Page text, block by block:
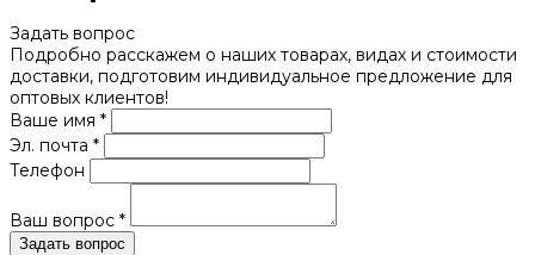
Задать вопрос
Подробно расскажем о наших товарах, видах и стоимости
доставки, подготовим индивидуальное предложение для
оптовых клиентов!
Ваше имя *
Эл. почта *
Телефон
Ваш вопрос *